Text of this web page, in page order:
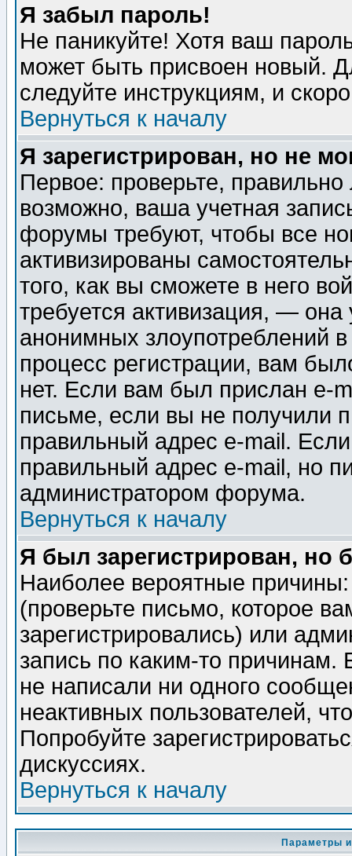
Я забыл пароль!
Не паникуйте! Хотя ваш
может быть присвоен новый.
следуйте инструкциям, и
Вернуться к началу
Я зарегистрирован, но не
Первое: проверьте,
возможно, ваша учетная
форумы требуют, чтобы все
активизированы
того, как вы сможете в него
требуется активизация, —
анонимных злоупотреблений
процесс регистрации, вам
нет. Если вам был прислан e-
письме, если вы не получили
правильный адрес e-mail.
правильный адрес e-mail, но
администратором форума.
Вернуться к началу
Я был зарегистрирован, но
Наиболее вероятные
(проверьте письмо, которое
зарегистрировались) или
запись по каким-то
не написали ни одного
неактивных пользователей,
Попробуйте
дискуссиях.
Вернуться к началу
Параметры